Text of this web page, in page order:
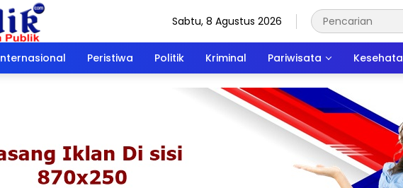
Sabtu, 8 Agustus 2026
Peristiwa Politik Kriminal Pariwisata